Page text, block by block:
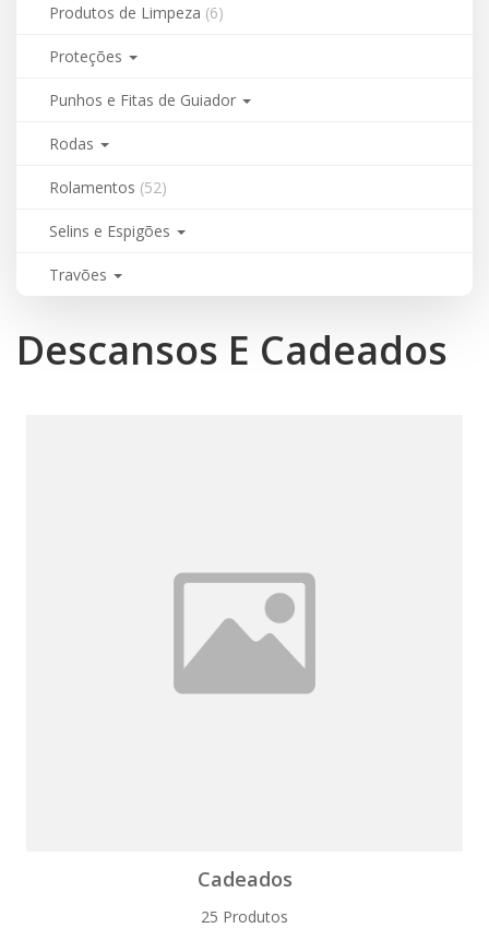
Produtos de Limpeza (6)
Proteções
Punhos e Fitas de Guiador
Rodas
Rolamentos (52)
Selins e Espigões
Travões
Descansos E Cadeados
Cadeados
25 Produtos